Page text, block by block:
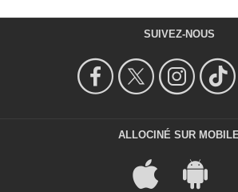
SUIVEZ-NOUS
ALLOCINÉ SUR MOBILE